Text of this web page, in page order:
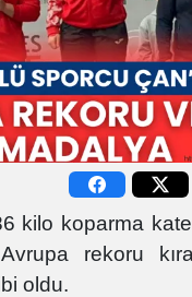
kilo koparma
rekoru
oldu.